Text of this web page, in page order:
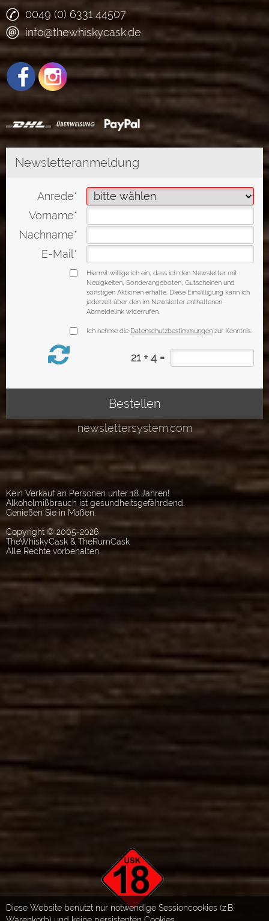
Diese Website benutzt nur notwendige Sessioncookies (z.B.
0049 (0) 6331 44507
info@thewhiskycask.de
Kein Verkauf an Personen unter 18 Jahren!
Alkoholmißbrauch ist gesundheitsgefährdend.
Genießen Sie in Maßen.
Copyright © 2005-2026
TheWhiskyCask & TheRumCask
Alle Rechte vorbehalten.